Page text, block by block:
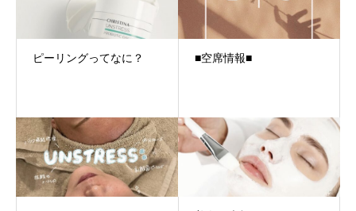
ピーリングってなに？ ■空席情報■